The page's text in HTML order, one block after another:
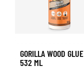
GORILLA WOOD GLUE
532 ML